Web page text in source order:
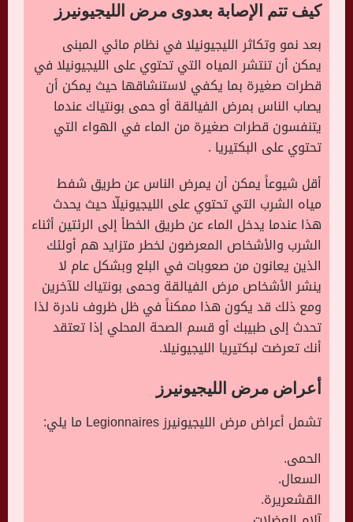
كيف تتم الإصابة بعدوى مرض الليجيونيرز
بعد نمو وتكاثر الليجيونيلا في نظام مائي المبنى
يمكن أن تنتشر المياه التي تحتوي على الليجيونيلا في
قطرات صغيرة بما يكفي لاستنشاقها حيث يمكن أن
يصاب الناس بمرض الفيالقة أو حمى بونتياك عندما
يتنفسون قطرات صغيرة من الماء في الهواء التي
تحتوي على البكتيريا .
أقل شيوعاً يمكن أن يمرض الناس عن طريق شفط
مياه الشرب التي تحتوي على الليجيونيلّا حيث يحدث
هذا عندما يدخل الماء عن طريق الخطأ إلى الرئتين أثناء
الشرب والأشخاص المعرضون لخطر متزايد هم أولئك
الذين يعانون من صعوبات في البلع وبشكل عام لا
ينشر الأشخاص مرض الفيالقة وحمى بونتياك للآخرين
ومع ذلك قد يكون هذا ممكناً في ظل ظروف نادرة لذا
تحدث إلى طبيبك أو قسم الصحة المحلي إذا تعتقد
أنك تعرضت لبكتيريا الليجيونيلا.
أعراض مرض الليجيونيرز
تشمل أعراض مرض الليجيونيرز Legionnaires ما يلي:
الحمى.
السعال.
القشعريرة.